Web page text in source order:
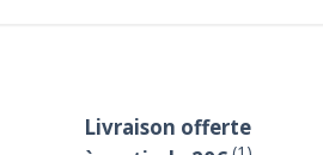
Livraison offerte